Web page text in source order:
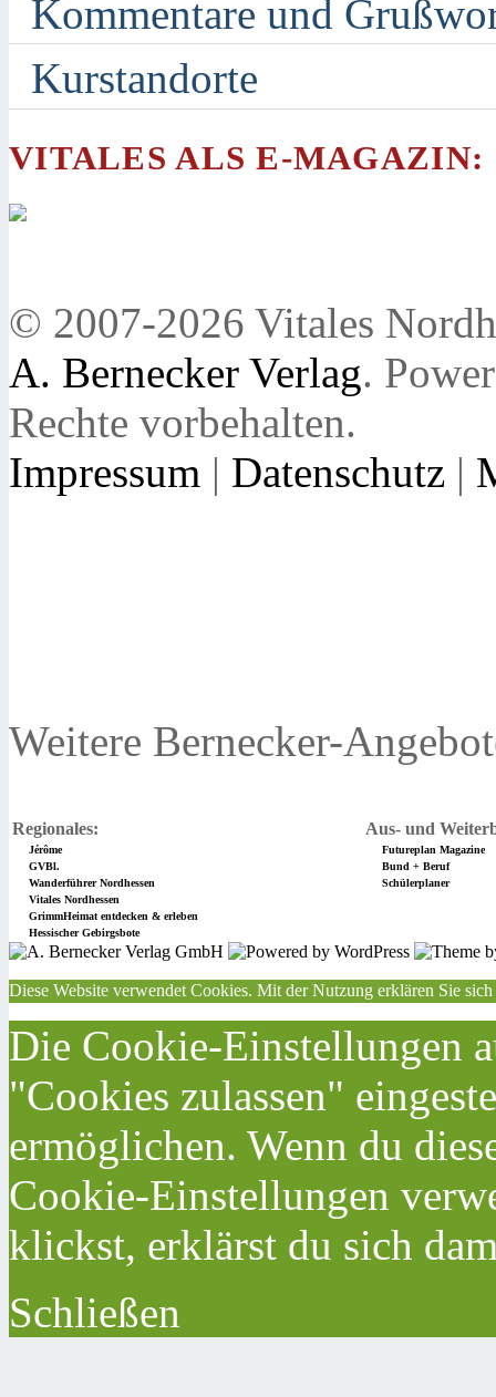
Kommentare und
Kurstandorte
VITALES ALS E-MAGAZIN:
© 2007-2026 Vitales
A. Bernecker Verlag.
Rechte vorbehalten.
Impressum | Datenschutz |
Weitere Bernecker-
Regionales: Aus- und
Jérôme
Futureplan Magazine
GVBl.
Bund + Beruf
Wanderführer Nordhessen
Schülerplaner
Vitales Nordhessen
GrimmHeimat entdecken & erleben
Hessischer Gebirgsbote
Diese Website verwendet Cookies. Mit der Nutzung erklären Sie
Die Cookie-Einstellungen
"Cookies zulassen"
ermöglichen. Wenn du
Cookie-Einstellungen
klickst, erklärst du sich
Schließen